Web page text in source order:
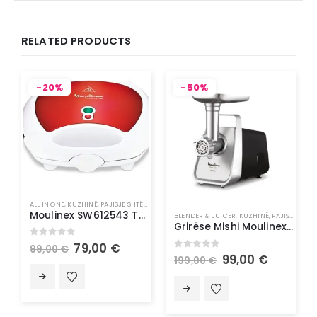
RELATED PRODUCTS
-20%
ALL IN ONE, KUZHINË, PAJISJE SHTËPIAKE
Moulinex SW612543 Toster për Waffle | Waffle Maker
out of 5
99,00€ 79,00 €
-50%
BLENDER & JUICER, KUZHINË, PAJISJE SHTËPIAKE
Grirëse Mishi Moulinex ME308827
0out of 5
199,00€ 99,00 €